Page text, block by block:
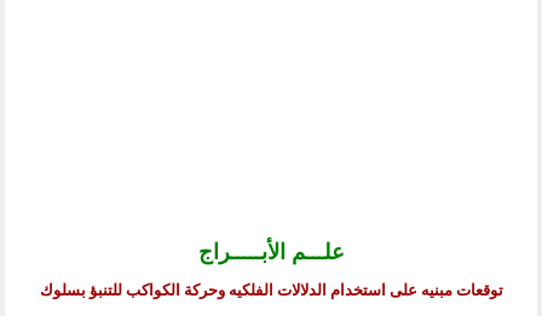
علـــم الأبـــــراج
توقعات مبنيه على استخدام الدلالات الفلكيه وحركة الكواكب للتنبؤ بسلوك